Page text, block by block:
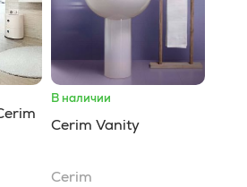
В наличии
Cerim Vanity
Cerim